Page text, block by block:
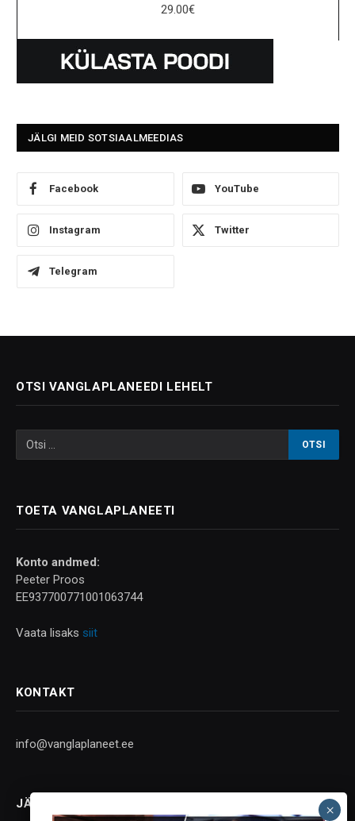
29.00€
JÄLGI MEID SOTSIAALMEEDIAS
Facebook YouTube
Instagram Twitter
Telegram
OTSI VANGLAPLANEEDI LEHELT
TOETA VANGLAPLANEETI
Konto andmed:
Peeter Proos
EE937700771001063744
Vaata lisaks siit
KONTAKT
info@vanglaplaneet.ee
JÄLGI SOTSIAALMEEDIAS